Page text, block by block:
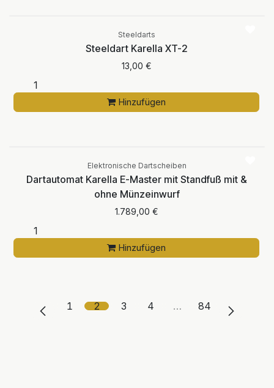
Steeldarts
Steeldart Karella XT-2
13,00 €
Hinzufügen
Elektronische Dartscheiben
Dartautomat Karella E-Master mit Standfuß mit &
ohne Münzeinwurf
1.789,00 €
Hinzufügen
1 2 3 4 … 84